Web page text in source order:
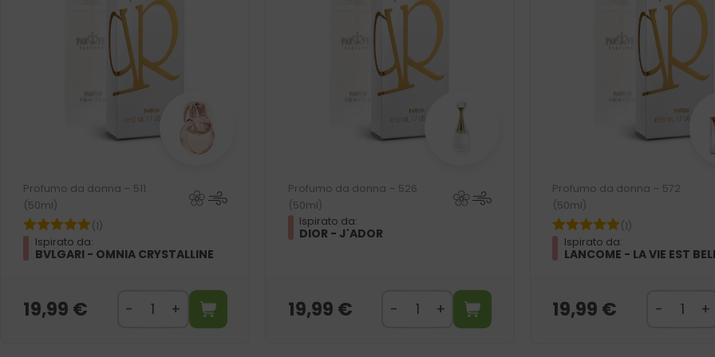
Profumo da donna – 511
(50ml)
(1)
Ispirato da:
BVLGARI - OMNIA CRYSTALLINE
19,99 €
Profumo da donna – 526
(50ml)
Ispirato da:
DIOR - J'ADOR
19,99 €
Profumo da donna – 572
(50ml)
(1)
Ispirato da:
LANCOME - LA VIE EST
19,99 €